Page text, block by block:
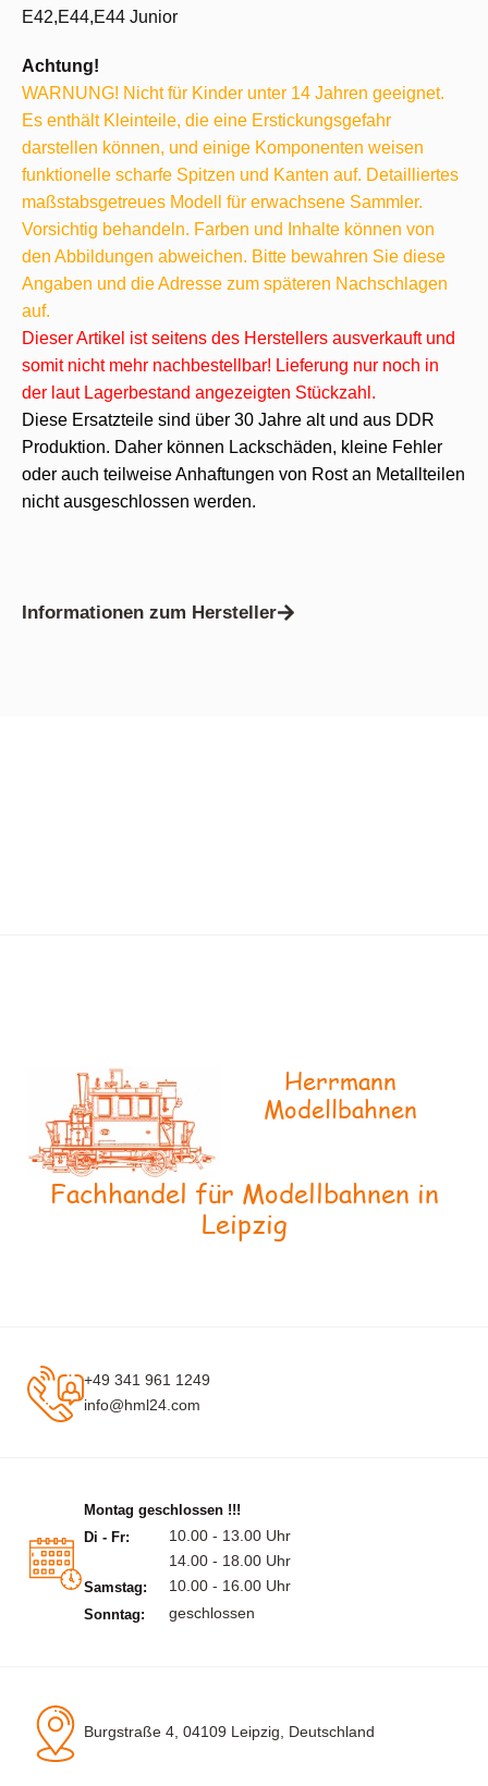
E42,E44,E44 Junior
Achtung!
WARNUNG! Nicht für Kinder unter 14 Jahren geeignet.
Es enthält Kleinteile, die eine Erstickungsgefahr
darstellen können, und einige Komponenten weisen
funktionelle scharfe Spitzen und Kanten auf. Detailliertes
maßstabsgetreues Modell für erwachsene Sammler.
Vorsichtig behandeln. Farben und Inhalte können von
den Abbildungen abweichen. Bitte bewahren Sie diese
Angaben und die Adresse zum späteren Nachschlagen
auf.
Dieser Artikel ist seitens des Herstellers ausverkauft und
somit nicht mehr nachbestellbar! Lieferung nur noch in
der laut Lagerbestand angezeigten Stückzahl.
Diese Ersatzteile sind über 30 Jahre alt und aus DDR
Produktion. Daher können Lackschäden, kleine Fehler
oder auch teilweise Anhaftungen von Rost an Metallteilen
nicht ausgeschlossen werden.
Informationen zum Hersteller
Herrmann
Modellbahnen
Fachhandel für Modellbahnen in
Leipzig
+49 341 961 1249
info@hml24.com
Montag geschlossen !!!
Di - Fr:
10.00 - 13.00 Uhr
14.00 - 18.00 Uhr
Samstag: 10.00 - 16.00 Uhr
Sonntag: geschlossen
Burgstraße 4, 04109 Leipzig, Deutschland